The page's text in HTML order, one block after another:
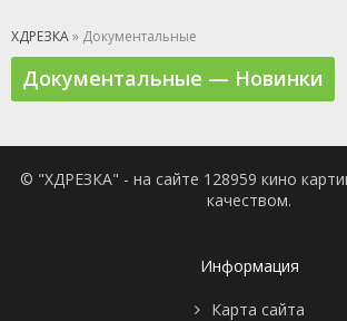
ХДРЕЗКА» Документальные
Документальные — Новинки
© "ХДРЕЗКА" - на сайте 128959 кино
качеством.
Информация
Карта сайта